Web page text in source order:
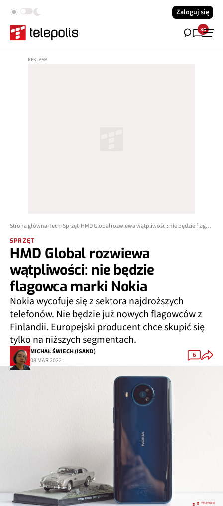
Zaloguj się
34
Strona główna Tech Sprzęt HMD Global rozwiewa wątpliwości: nie będzie flagowca marki Nokia
SPRZĘT
HMD Global rozwiewa
wątpliwości: nie będzie
flagowca marki Nokia
Nokia wycofuje się z sektora najdroższych
telefonów. Nie będzie już nowych flagowców z
Finlandii. Europejski producent chce skupić się
tylko na niższych segmentach.
MICHAŁ ŚWIECH (ISAND)
08 MAR 2022
6